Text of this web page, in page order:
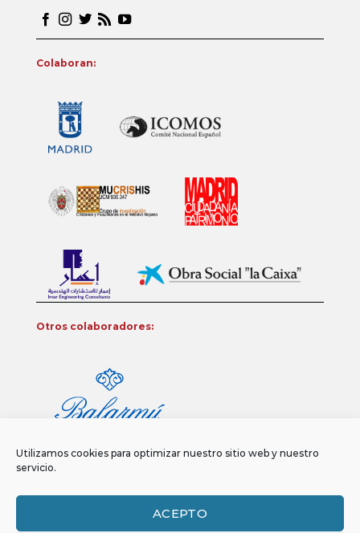
Utilizamos cookies para optimizar nuestro sitio web y nuestro
servicio.
ACEPTO
Colaboran:
Otros colaboradores: